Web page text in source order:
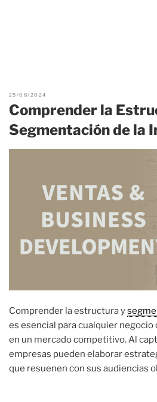
25/08/2024
Comprender la
Segmentación de la
Comprender la estructura y
es esencial para cualquier
en un mercado competitivo. Al
empresas pueden elaborar
que resuenen con sus audiencias